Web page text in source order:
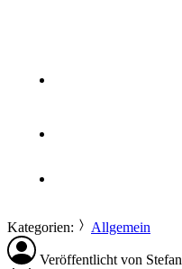
Kategorien: Allgemein
Veröffentlicht von Stefan